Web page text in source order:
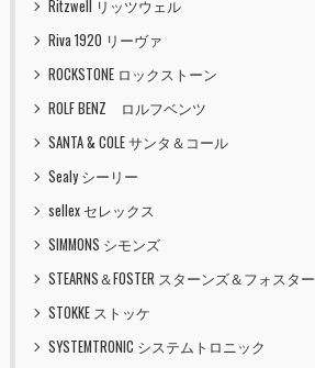
Ritzwell リッツウェル
Riva 1920 リーヴァ
ROCKSTONE ロックストーン
ROLF BENZ ロルフベンツ
SANTA & COLE サンタ＆コール
Sealy シーリー
sellex セレックス
SIMMONS シモンズ
STEARNS＆FOSTER スターンズ＆フォスター
STOKKE ストッケ
SYSTEMTRONIC システムトロニック